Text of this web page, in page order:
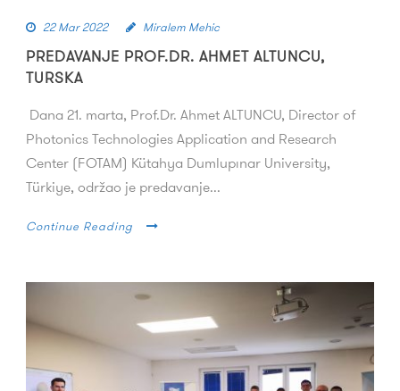
22 Mar 2022 Miralem Mehic
PREDAVANJE PROF.DR. AHMET ALTUNCU,
TURSKA
Dana 21. marta, Prof.Dr. Ahmet ALTUNCU, Director of
Photonics Technologies Application and Research
Center (FOTAM) Kütahya Dumlupınar University,
Türkiye, održao je predavanje...
Continue Reading